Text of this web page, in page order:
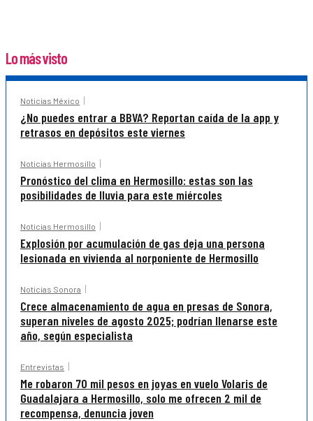
Lo más visto
Noticias México
¿No puedes entrar a BBVA? Reportan caída de la app y
retrasos en depósitos este viernes
Noticias Hermosillo
Pronóstico del clima en Hermosillo: estas son las
posibilidades de lluvia para este miércoles
Noticias Hermosillo
Explosión por acumulación de gas deja una persona
lesionada en vivienda al norponiente de Hermosillo
Noticias Sonora
Crece almacenamiento de agua en presas de Sonora,
superan niveles de agosto 2025; podrían llenarse este
año, según especialista
Entrevistas
Me robaron 70 mil pesos en joyas en vuelo Volaris de
Guadalajara a Hermosillo, solo me ofrecen 2 mil de
recompensa, denuncia joven